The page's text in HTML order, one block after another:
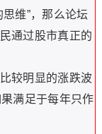
维”，那么论坛
通过股市真正的
较明显的涨跌波
满足于每年只作